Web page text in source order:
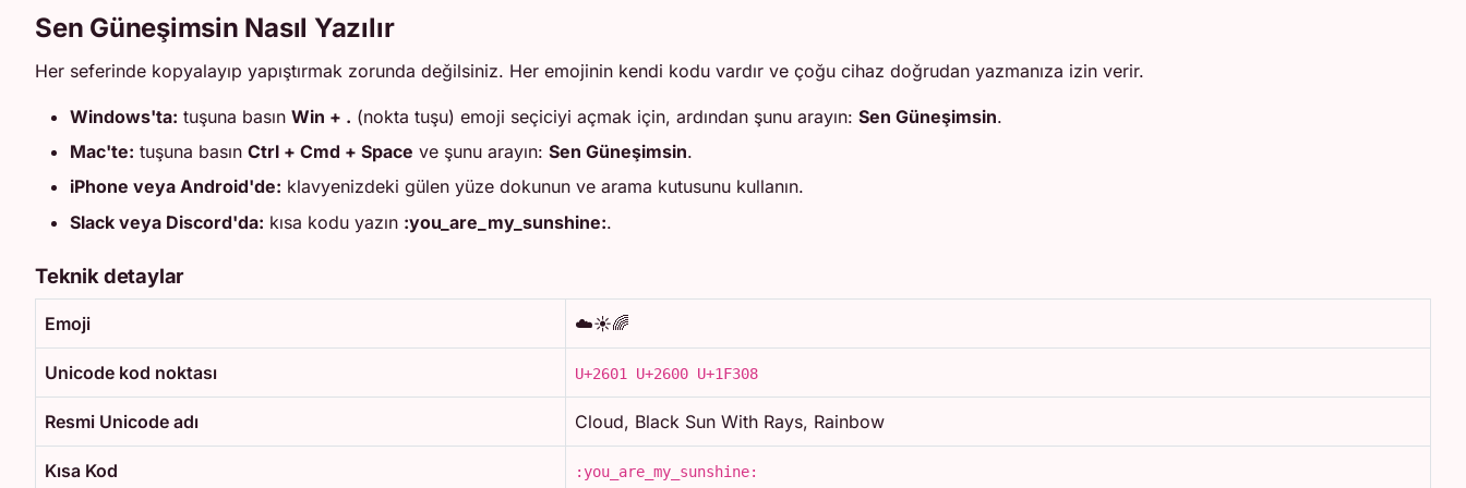
Sen Güneşimsin Nasıl Yazılır
Her seferinde kopyalayıp yapıştırmak zorunda değilsiniz. Her emojinin kendi kodu vardır ve çoğu cihaz doğrudan yazmanıza izin verir.
Windows'ta: tuşuna basın Win + . (nokta tuşu) emoji seçiciyi açmak için, ardından şunu arayın: Sen Güneşimsin.
Mac'te: tuşuna basın Ctrl + Cmd + Space ve şunu arayın: Sen Güneşimsin.
iPhone veya Android'de: klavyenizdeki gülen yüze dokunun ve arama kutusunu kullanın.
Slack veya Discord'da: kısa kodu yazın :you_are_my_sunshine:.
Teknik detaylar
Emoji ☁️☀️🌈
Unicode kod noktası U+2601 U+2600 U+1F308
Resmi Unicode adı Cloud, Black Sun With Rays, Rainbow
Kısa Kod :you_are_my_sunshine: